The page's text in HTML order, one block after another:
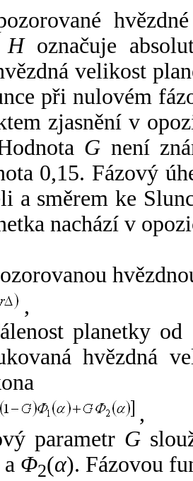
Hoznačuje
velikost
při nulovém
zjasnění v
G není
0,15. Fázový
a směrem ke
nachází v
,
planetky od
hvězdná
,
parametr G
Φ2(α). Fázovou